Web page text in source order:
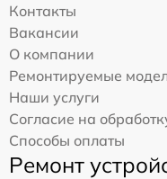
Контакты
Вакансии
О компании
Ремонтируемые
Наши услуги
Согласие на
Способы оплаты
Ремонт